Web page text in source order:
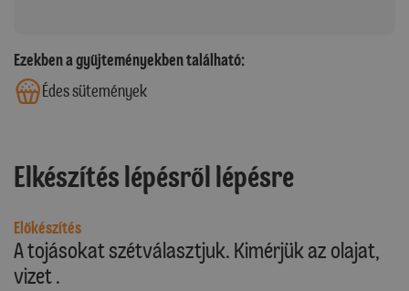
Ezekben a gyűjteményekben található:
Édes sütemények
Elkészítés lépésről lépésre
Előkészítés
A tojásokat szétválasztjuk. Kimérjük az olajat,
vizet .